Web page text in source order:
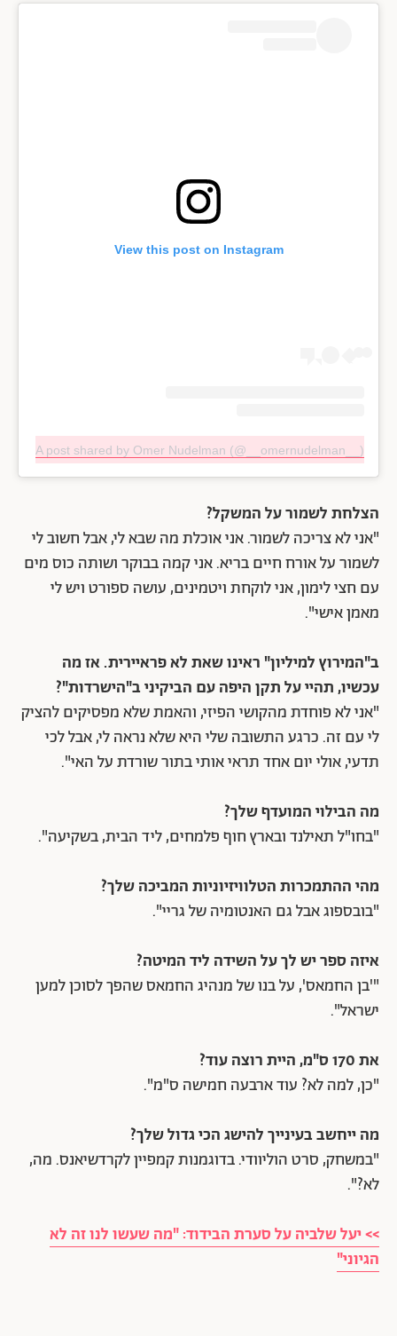
View this post on Instagram
A post shared by Omer Nudelman (@__omernudelman__)
הצלחת לשמור על המשקל?
"אני לא צריכה לשמור. אני אוכלת מה שבא לי, אבל חשוב לי
לשמור על אורח חיים בריא. אני קמה בבוקר ושותה כוס מים
עם חצי לימון, אני לוקחת ויטמינים, עושה ספורט ויש לי
מאמן אישי".
ב"המירוץ למיליון" ראינו שאת לא פראיירית. אז מה
עכשיו, תהיי על תקן היפה עם הביקיני ב"הישרדות"?
"אני לא פוחדת מהקושי הפיזי, והאמת שלא מפסיקים להציק
לי עם זה. כרגע התשובה שלי היא שלא נראה לי, אבל לכי
תדעי, אולי יום אחד תראי אותי בתור שורדת על האי".
מה הבילוי המועדף שלך?
"בחו"ל תאילנד ובארץ חוף פלמחים, ליד הבית, בשקיעה".
מהי ההתמכרות הטלוויזיוניות המביכה שלך?
"בובספוג אבל גם האנטומיה של גריי".
איזה ספר יש לך על השידה ליד המיטה?
"'בן החמאס', על בנו של מנהיג החמאס שהפך לסוכן למען
ישראל".
את 170 ס"מ, היית רוצה עוד?
"כן, למה לא? עוד ארבעה חמישה ס"מ".
מה ייחשב בעינייך להישג הכי גדול שלך?
"במשחק, סרט הוליוודי. בדוגמנות קמפיין לקרדשיאנס. מה,
לא?".
>> יעל שלביה על סערת הבידוד: "מה שעשו לנו זה לא
הגיוני"